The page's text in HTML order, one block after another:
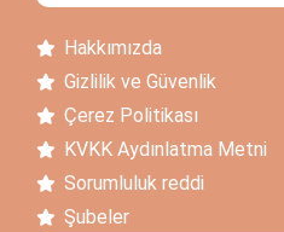
Hakkımızda
Gizlilik ve Güvenlik
Çerez Politikası
KVKK Aydınlatma Metni
Sorumluluk reddi
Şubeler